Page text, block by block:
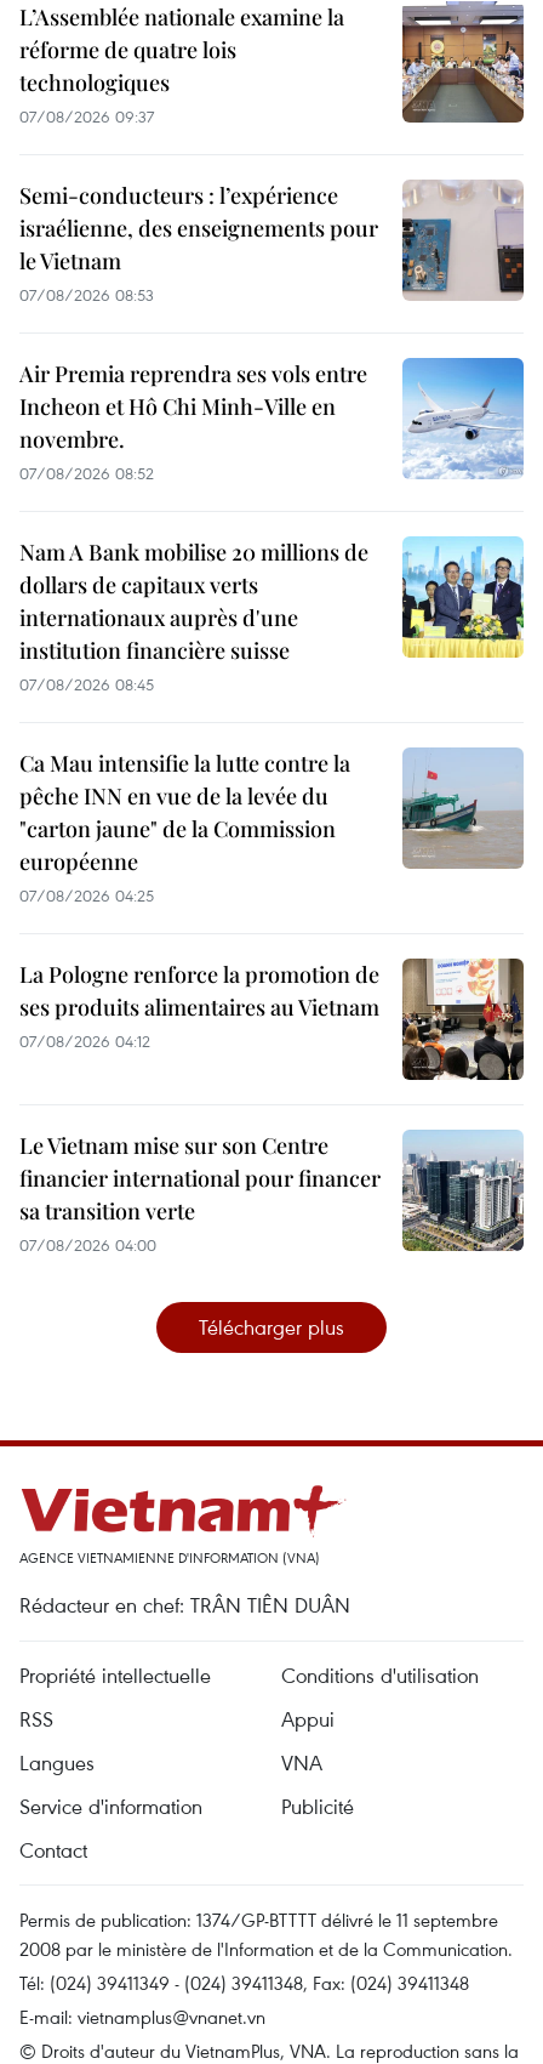
L’Assemblée nationale examine la
réforme de quatre lois
technologiques
07/08/2026 09:37
Semi-conducteurs : l’expérience
israélienne, des enseignements pour
le Vietnam
07/08/2026 08:53
Air Premia reprendra ses vols entre
Incheon et Hô Chi Minh-Ville en
novembre.
07/08/2026 08:52
Nam A Bank mobilise 20 millions de
dollars de capitaux verts
internationaux auprès d'une
institution financière suisse
07/08/2026 08:45
Ca Mau intensifie la lutte contre la
pêche INN en vue de la levée du
"carton jaune" de la Commission
européenne
07/08/2026 04:25
La Pologne renforce la promotion de
ses produits alimentaires au Vietnam
07/08/2026 04:12
Le Vietnam mise sur son Centre
financier international pour financer
sa transition verte
07/08/2026 04:00
Télécharger plus
AGENCE VIETNAMIENNE D'INFORMATION (VNA)
Rédacteur en chef: TRÂN TIÊN DUÂN
Propriété intellectuelle
Conditions d'utilisation
RSS
Appui
Langues
VNA
Service d'information
Publicité
Contact
Permis de publication: 1374/GP-BTTTT délivré le 11 septembre
2008 par le ministère de l'Information et de la Communication.
Tél: (024) 39411349 - (024) 39411348, Fax: (024) 39411348
E-mail: vietnamplus@vnanet.vn
© Droits d'auteur du VietnamPlus, VNA. La reproduction sans la